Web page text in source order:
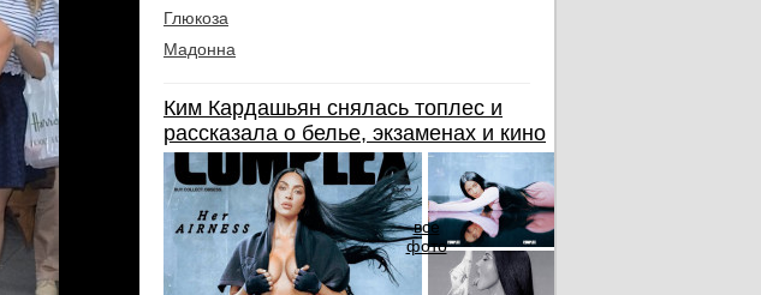
Глюкоза
Мадонна
Ким Кардашьян снялась топлес и
рассказала о белье, экзаменах и кино
все
фото